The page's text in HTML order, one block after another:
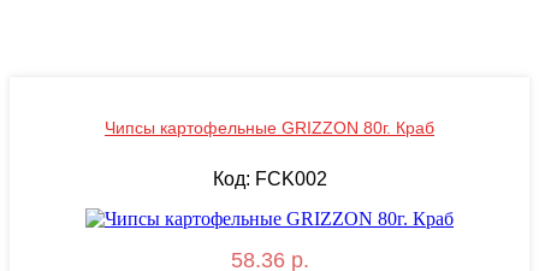
Чипсы картофельные GRIZZON 80г. Краб
Код: FCK002
58.36 р.